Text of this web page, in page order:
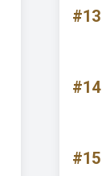
#13
#14
#15